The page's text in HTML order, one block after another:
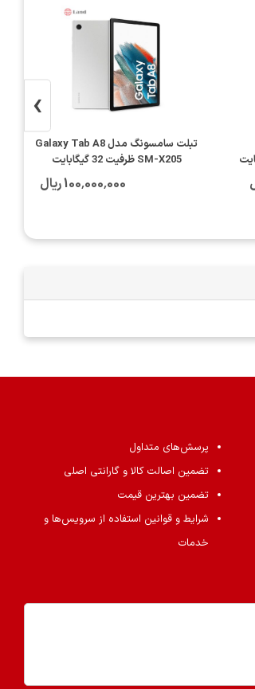
تبلت سامسونگ مدل Galaxy Tab A8
SM-X205 ظرفیت 32 گیگابایت
100٬000٬000 ریال
›
پرسش‌های متداول
تضمین اصالت کالا و گارانتی اصلی
تضمین بهترین قیمت
شرایط و قوانین استفاده از سرویس‌ها و
خدمات